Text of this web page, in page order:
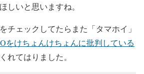
しいと思いますね。
チェックしてたらまた「タマホイ」
をけちょんけちょんに批判している
れてはりました。